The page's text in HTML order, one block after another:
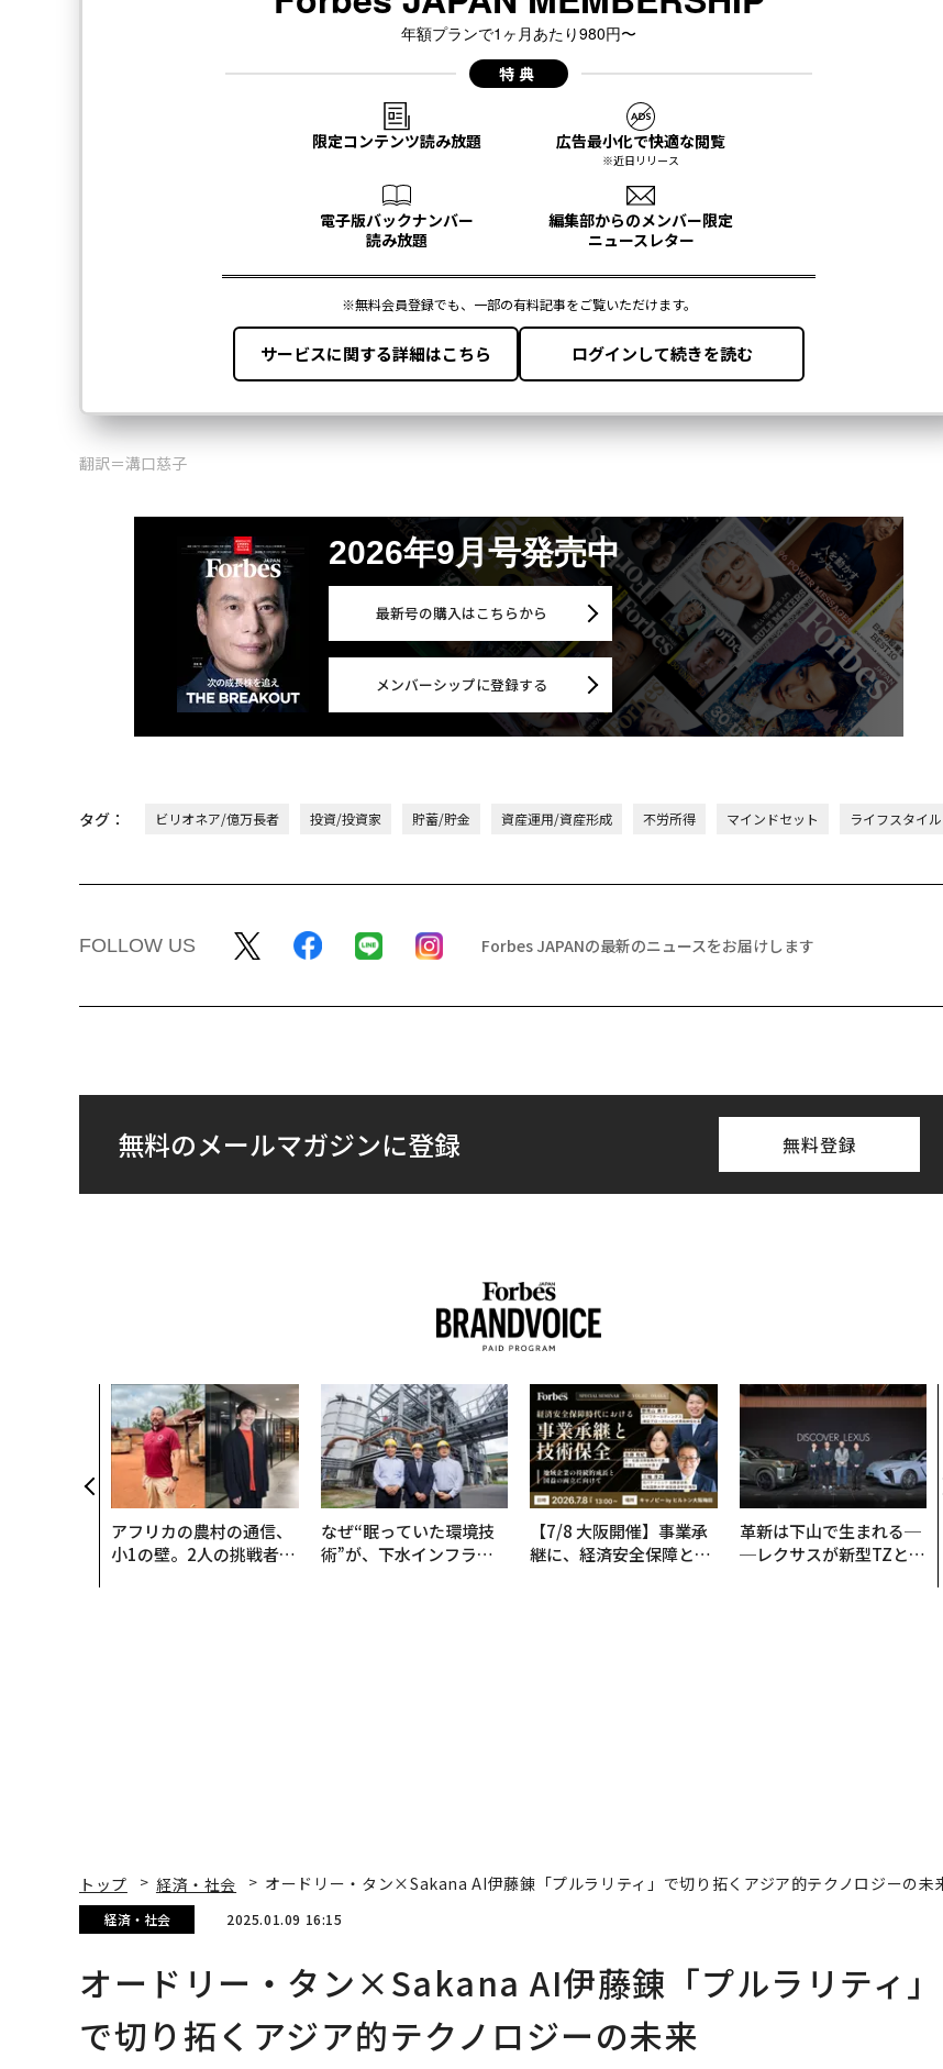
翻訳＝溝口慈子
2026年9月号発売中
最新号の購入はこちらから
メンバーシップに登録する
タグ： ビリオネア/億万長者 投資/投資家 貯蓄/貯金 資産運用/資産形成 不労所得 マインドセット ライフスタイル
FOLLOW US Forbes JAPANの最新のニュースをお届けします
無料のメールマガジンに登録 無料登録
アフリカの農村の通信、
小1の壁。2人の挑戦者が
なぜ“眠っていた環境技
術”が、下水インフラを
【7/8 大阪開催】事業承
継に、経済安全保障とい
革新は下山で生まれる─
─レクサスが新型TZとE
トップ 経済・社会 オードリー・タン×Sakana AI伊藤錬「プルラリティ」で切り拓くアジア的テクノロジーの未
経済・社会 2025.01.09 16:15
オードリー・タン×Sakana AI伊藤錬「プルラリティ」
で切り拓くアジア的テクノロジーの未来